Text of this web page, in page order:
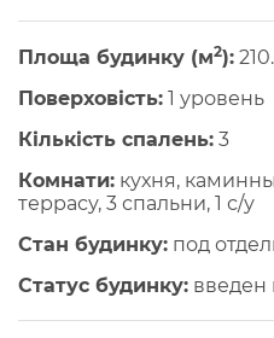
Площа будинку (м2):
Поверховість: 1 уровень
Кількість спалень: 3
Комнати: кухня,
террасу, 3 спальни, 1 с/у
Стан будинку: под
Статус будинку: введен